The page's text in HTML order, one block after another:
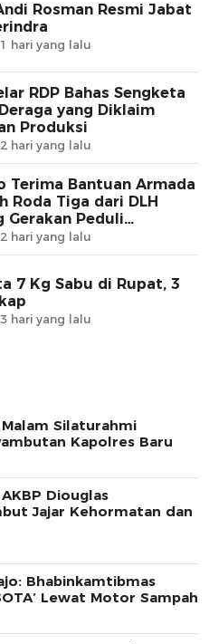
Rosman Resmi Jabat
1 hari yang lalu
RDP Bahas Sengketa
yang Diklaim
Produksi
2 hari yang lalu
Terima Bantuan Armada
Roda Tiga dari DLH
Gerakan Peduli
2 hari yang lalu
7 Kg Sabu di Rupat, 3
3 hari yang lalu
Silaturahmi
Kapolres Baru
Diouglas
Jajar Kehormatan dan
Bhabinkamtibmas
Lewat Motor Sampah